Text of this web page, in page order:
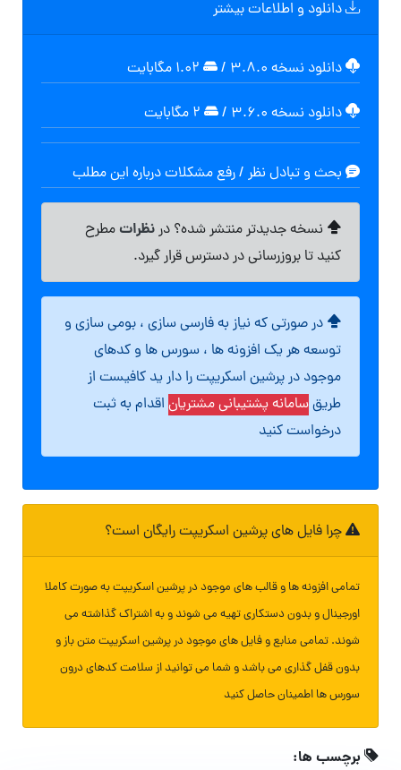
دانلود و اطلاعات بیشتر
دانلود نسخه ۳.۸.۰ /
دانلود نسخه ۳.۶.۰ /
بحث و تبادل نظر / رفع مشکلات درباره این مطلب
نسخه جدیدتر منتشر شده؟ درنظراتمطرح
کنید تا بروزرسانی در دسترس قرار گیرد.
در صورتی که نیاز به فارسی سازی ، بومی سازی و
توسعه هر یک افزونه ها ، سورس ها و کدهای
موجود در پرشین اسکریپت را دار ید کافیست از
طریقسامانه پشتیبانی مشتریان اقدام به ثبت
درخواست کنید
چرا فایل های پرشین اسکریپت رایگان است؟
تمامی افزونه ها و قالب های موجود در پرشین اسکریپت به صورت کاملا
اورجینال و بدون دستکاری تهیه می شوند و به اشتراک گذاشته می
شوند. تمامی منابع و فایل های موجود در پرشین اسکریپت متن باز و
بدون قفل گذاری می باشد و شما می توانید از سلامت کدهای درون
سورس ها اطمینان حاصل کنید
برچسب ها: